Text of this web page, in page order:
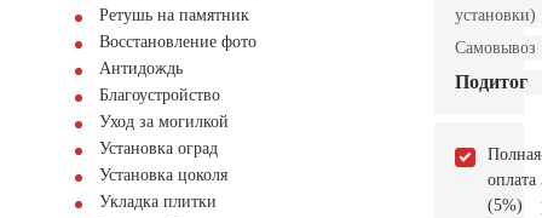
Ретушь на памятник
Восстановление фото
Антидождь
Благоустройство
Уход за могилкой
Установка оград
Установка цоколя
Укладка плитки
установки)
Самовывоз
Подитог
Полная
оплата
(5%)